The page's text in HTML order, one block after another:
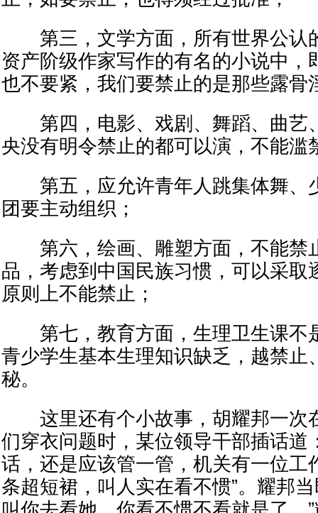
第三，文学方面，所有世界公认
资产阶级作家写作的有名的小说中，
也不要紧，我们要禁止的是那些露骨
第四，电影、戏剧、舞蹈、曲艺
央没有明令禁止的都可以演，不能滥
第五，应允许青年人跳集体舞、
团要主动组织；
第六，绘画、雕塑方面，不能禁
品，考虑到中国民族习惯，可以采取
原则上不能禁止；
第七，教育方面，生理卫生课不
青少学生基本生理知识缺乏，越禁止
秘。
这里还有个小故事，胡耀邦一次
们穿衣问题时，某位领导干部插话道
话，还是应该管一管，机关有一位工
条超短裙，叫人实在看不惯”。耀邦